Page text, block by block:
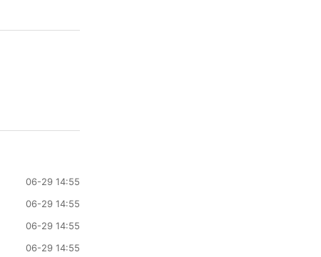
习资料的建议。
06-29 14:55
06-29 14:55
06-29 14:55
06-29 14:55